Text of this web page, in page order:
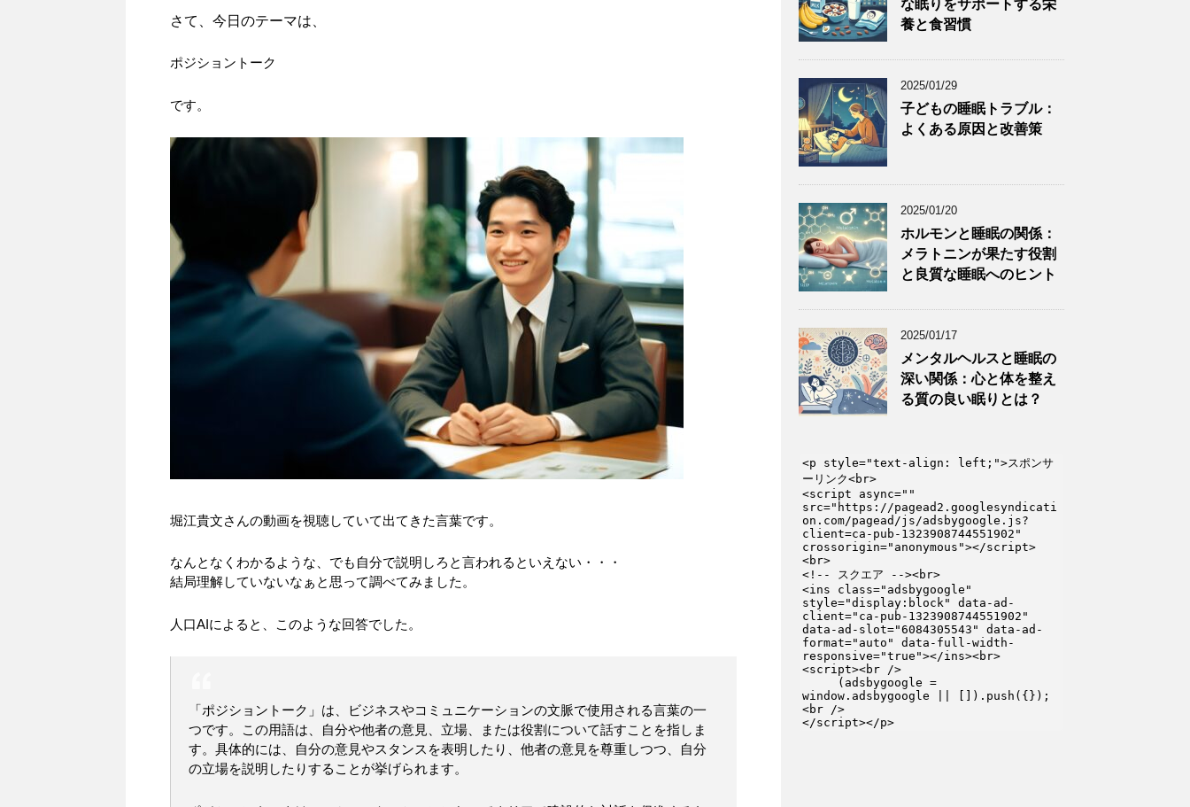
さて、今日のテーマは、
ポジショントーク
です。
堀江貴文さんの動画を視聴していて出てきた言葉です。
なんとなくわかるような、でも自分で説明しろと言われるといえない・・・
結局理解していないなぁと思って調べてみました。
人口AIによると、このような回答でした。
「ポジショントーク」は、ビジネスやコミュニケーションの文脈で使用される言葉の一
つです。この用語は、自分や他者の意見、立場、または役割について話すことを指しま
す。具体的には、自分の意見やスタンスを表明したり、他者の意見を尊重しつつ、自分
の立場を説明したりすることが挙げられます。
な眠りをサポートする栄
養と食習慣
2025/01/29
子どもの睡眠トラブル：
よくある原因と改善策
2025/01/20
ホルモンと睡眠の関係：
メラトニンが果たす役割
と良質な睡眠へのヒント
2025/01/17
メンタルヘルスと睡眠の
深い関係：心と体を整え
る質の良い眠りとは？
<p style="text-align: left;">スポンサ
ーリンク<br>
<script async=""
src="https://pagead2.googlesyndicati
on.com/pagead/js/adsbygoogle.js?
client=ca-pub-1323908744551902"
crossorigin="anonymous"></script>
<br>
<!-- スクエア --><br>
<ins class="adsbygoogle"
style="display:block" data-ad-
client="ca-pub-1323908744551902"
data-ad-slot="6084305543" data-ad-
format="auto" data-full-width-
responsive="true"></ins><br>
<script><br />
window.adsbygoogle || []).push({});
<br />
</script></p>